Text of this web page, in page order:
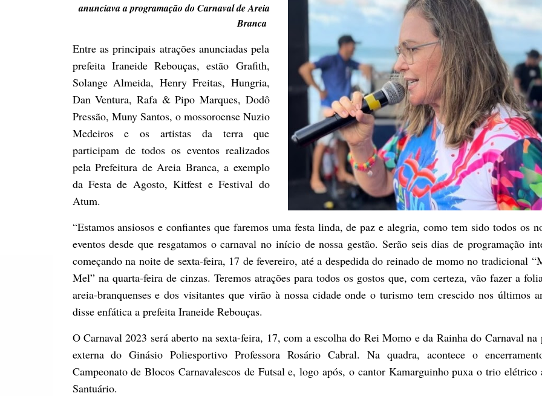
anunciava a programação do Carnaval de Areia
Branca
Entre as principais atrações anunciadas pela
prefeita Iraneide Rebouças, estão Grafith,
Solange Almeida, Henry Freitas, Hungria,
Dan Ventura, Rafa & Pipo Marques, Dodô
Pressão, Muny Santos, o mossoroense Nuzio
Medeiros e os artistas da terra que
participam de todos os eventos realizados
pela Prefeitura de Areia Branca, a exemplo
da Festa de Agosto, Kitfest e Festival do
Atum.
“Estamos ansiosos e confiantes que faremos uma festa linda, de paz e alegria, como tem sido todos os
eventos desde que resgatamos o carnaval no início de nossa gestão. Serão seis dias de programação
começando na noite de sexta-feira, 17 de fevereiro, até a despedida do reinado de momo no tradicional
Mel” na quarta-feira de cinzas. Teremos atrações para todos os gostos que, com certeza, vão fazer a
areia-branquenses e dos visitantes que virão à nossa cidade onde o turismo tem crescido nos últimos
disse enfática a prefeita Iraneide Rebouças.
O Carnaval 2023 será aberto na sexta-feira, 17, com a escolha do Rei Momo e da Rainha do Carnaval na
externa do Ginásio Poliesportivo Professora Rosário Cabral. Na quadra, acontece o
Campeonato de Blocos Carnavalescos de Futsal e, logo após, o cantor Kamarguinho puxa o trio elétrico
Santuário.